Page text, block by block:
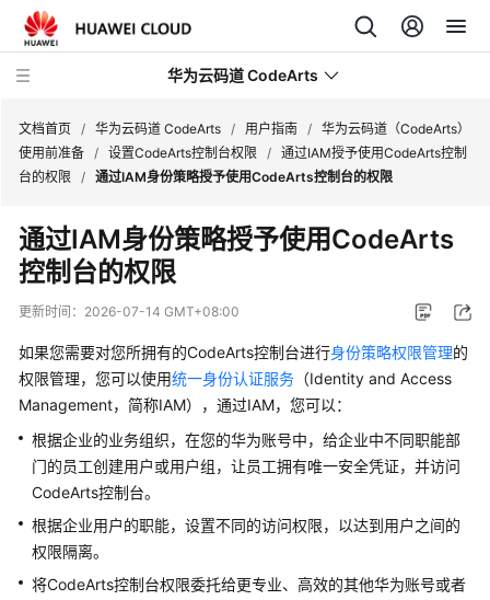
华为云码道 CodeArts
品
介
绍
计
费
说
明
快
速
入
门
用
户
文档首页 / 华为云码道 CodeArts / 用户指南 / 华为云码道（CodeArts）
使用前准备 / 设置CodeArts控制台权限 / 通过IAM授予使用CodeArts控制
台的权限
/ 通过IAM身份策略授予使用CodeArts控制台的权限
通过IAM身份策略授予使用CodeArts
控制台的权限
更新时间： 2026-07-14 GMT+08:00
如果您需要对您所拥有的CodeArts控制台进行身份策略权限管理的
权限管理，您可以使用统一身份认证服务 （Identity and Access
Management，简称IAM），通过IAM，您可以：
根据企业的业务组织，在您的华为账号中，给企业中不同职能部
门的员工创建用户或用户组，让员工拥有唯一安全凭证，并访问
CodeArts控制台。
根据企业用户的职能，设置不同的访问权限，以达到用户之间的
权限隔离。
将CodeArts控制台权限委托给更专业、高效的其他华为账号或者